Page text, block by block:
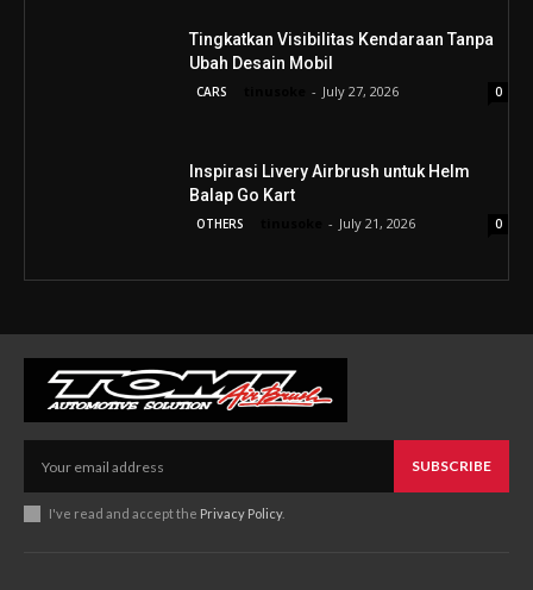
Tingkatkan Visibilitas Kendaraan Tanpa
Ubah Desain Mobil
CARS - July 27, 2026 0
Inspirasi Livery Airbrush untuk Helm
Balap Go Kart
OTHERS - July 21, 2026 0
SUBSCRIBE
I've read and accept the Privacy Policy.